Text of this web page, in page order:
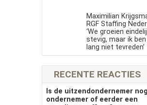
Maximilian
RGF Staffing
‘We groeien
stevig, maar ik
lang niet tevreden’
RECENTE REACTIES
Is de uitzendondernemer
ondernemer of eerder een